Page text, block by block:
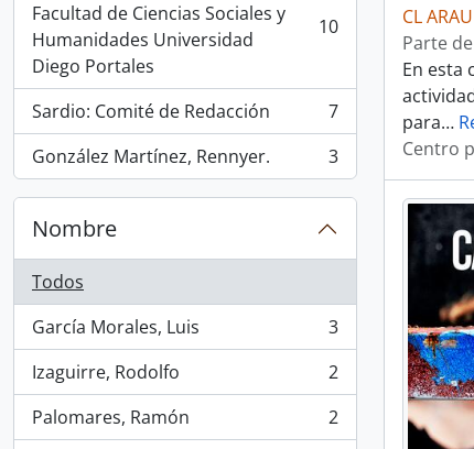
Facultad de Ciencias Sociales y
Humanidades Universidad
Diego Portales
, 10 resultados 10
Sardio: Comité de Redacción
, 7 resultados
7
González Martínez, Rennyer.
, 3 resultados 3
Nombre
Todos
García Morales, Luis
, 3 resultados
3
Izaguirre, Rodolfo
, 2 resultados
2
Palomares, Ramón
, 2 resultados
2
CL
Parte de
En esta
para…
Centro